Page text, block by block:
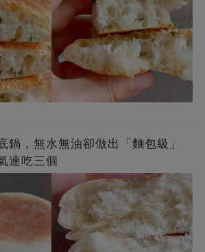
鍋，無水無油卻做出「麵包級」
連吃三個